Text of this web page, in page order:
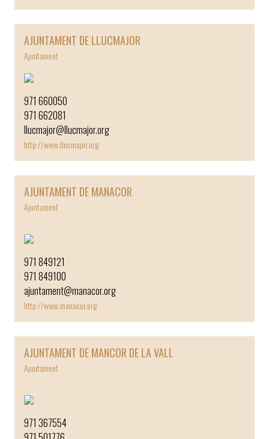
AJUNTAMENT DE LLUCMAJOR
Ajuntament
971 660050
971 662081
llucmajor@llucmajor.org
http://www.llucmajor.org
AJUNTAMENT DE MANACOR
Ajuntament
971 849121
971 849100
ajuntament@manacor.org
http://www.manacor.org
AJUNTAMENT DE MANCOR DE LA VALL
Ajuntament
971 367554